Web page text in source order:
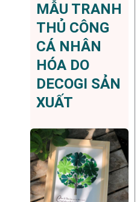
MẪU TRANH
THỦ CÔNG
CÁ NHÂN
HÓA DO
DECOGI SẢN
XUẤT